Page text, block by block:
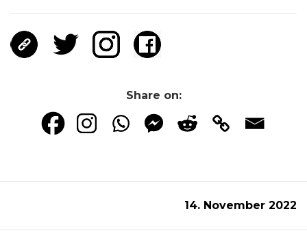
Share on:
14. November 2022